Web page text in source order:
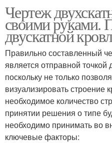
Чертеж
своими руками.
двускатной
Правильно составленный
является отправной точкой
поскольку не только
визуализировать строение
необходимое количество
принятии решения о типе
необходимо принимать во
ключевые факторы: